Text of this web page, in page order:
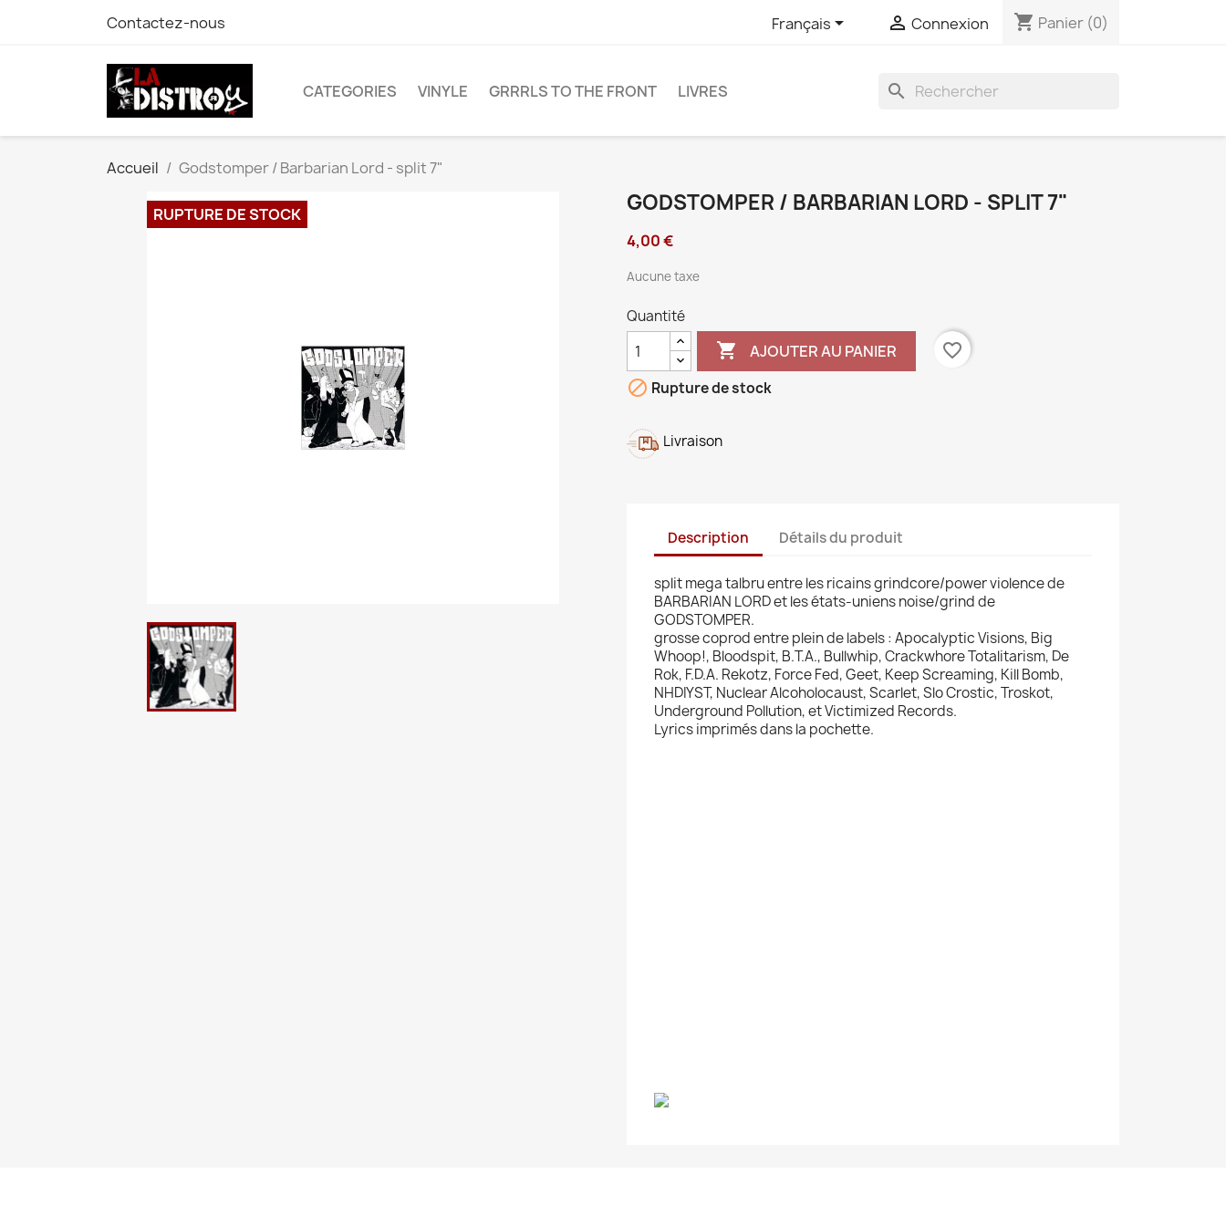
Contactez-nous Français  Connexion shopping_cart Panier (0)
CATEGORIES VINYLE GRRRLS TO THE FRONT LIVRES search
Accueil Godstomper / Barbarian Lord - split 7"
RUPTURE DE STOCK GODSTOMPER / BARBARIAN LORD - SPLIT 7"
4,00 €
Aucune taxe
Quantité
 AJOUTER AU PANIER
favorite_border
 Rupture de stock
Livraison
Description Détails du produit
split mega talbru entre les ricains grindcore/power violence de
BARBARIAN LORD et les états-uniens noise/grind de
GODSTOMPER.
grosse coprod entre plein de labels : Apocalyptic Visions, Big
Whoop!, Bloodspit, B.T.A., Bullwhip, Crackwhore Totalitarism, De
Rok, F.D.A. Rekotz, Force Fed, Geet, Keep Screaming, Kill Bomb,
NHDIYST, Nuclear Alcoholocaust, Scarlet, Slo Crostic, Troskot,
Underground Pollution, et Victimized Records.
Lyrics imprimés dans la pochette.